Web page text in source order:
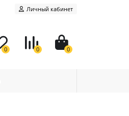
Личный кабинет
0 0 0